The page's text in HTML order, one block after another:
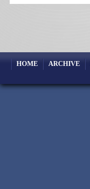
HOME ARCHIVE